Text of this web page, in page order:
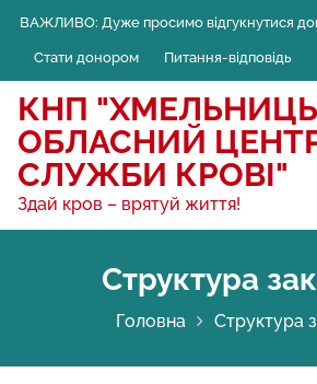
content
ВАЖЛИВО: Дуже просимо відгукнутися
Стати донором Питання-відповідь
КНП
ОБЛАСНИЙ
СЛУЖБИ КРОВІ"
Здай кров – врятуй життя!
Структура
Головна Структура